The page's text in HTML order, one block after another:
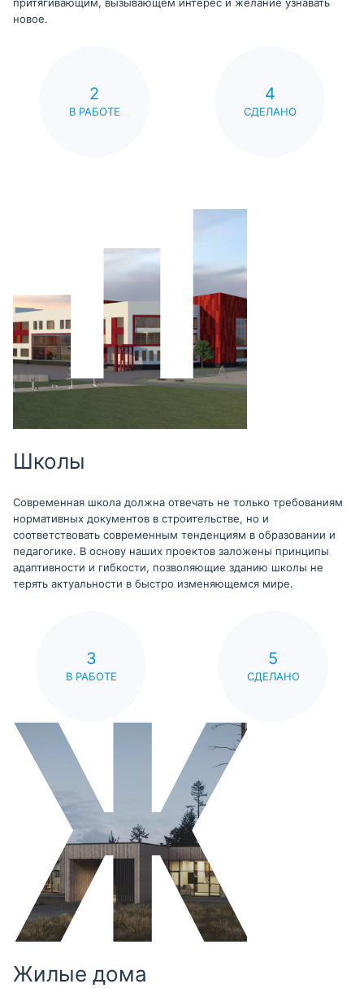
притягивающим, вызывающем интерес и желание узнавать
новое.
2
В РАБОТЕ
4
СДЕЛАНО
Школы
Современная школа должна отвечать не только требованиям
нормативных документов в строительстве, но и
соответствовать современным тенденциям в образовании и
педагогике. В основу наших проектов заложены принципы
адаптивности и гибкости, позволяющие зданию школы не
терять актуальности в быстро изменяющемся мире.
3
В РАБОТЕ
5
СДЕЛАНО
Жилые дома